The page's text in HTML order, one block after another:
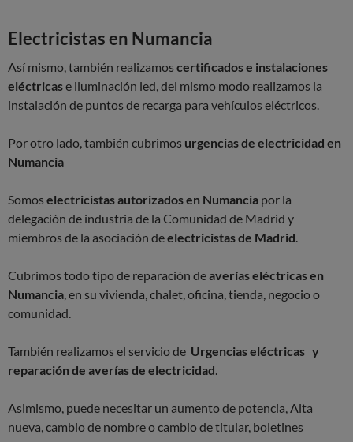
Electricistas en Numancia
Así mismo, también realizamos certificados e instalaciones
eléctricase iluminación led, del mismo modo realizamos la
instalación de puntos de recarga para vehículos eléctricos.
Por otro lado, también cubrimos urgencias de electricidad en
Numancia
Somos electricistas autorizados en Numancia por la
delegación de industria de la Comunidad de Madrid y
miembros de la asociación deelectricistas de Madrid.
Cubrimos todo tipo de reparación deaverías eléctricas en
Numancia, en su vivienda, chalet, oficina, tienda, negocio o
comunidad.
También realizamos el servicio de Urgencias eléctricas y
reparación de averías de electricidad.
Asimismo, puede necesitar un aumento de potencia, Alta
nueva, cambio de nombre o cambio de titular, boletines